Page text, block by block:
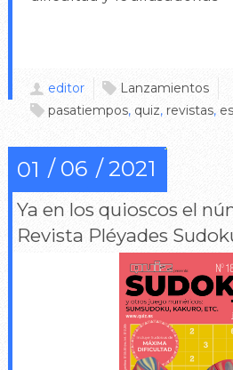
editor
Lanzamientos
pasatiempos, quiz, revistas,
01 06 2021
Ya en los quioscos el
Revista Pléyades